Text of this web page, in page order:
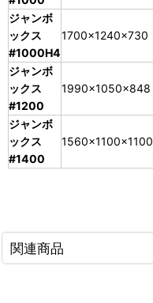
ジャンボ
ックス
#1000H4
1700×1240×730
ジャンボ
ックス
#1200
1990×1050×848
ジャンボ
ックス
#1400
1560×1100×1100
関連商品